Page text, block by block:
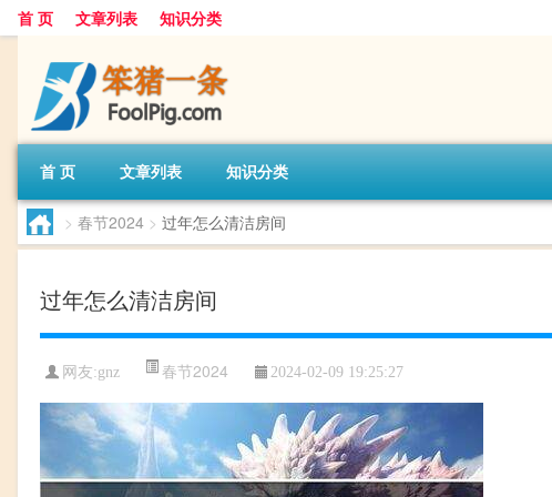
首 页 文章列表 知识分类
首 页 文章列表 知识分类
> 春节2024 > 过年怎么清洁房间
过年怎么清洁房间
网友:gnz 春节2024 2024-02-09 19:25:27